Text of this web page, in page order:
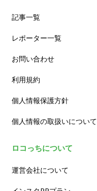
記事一覧
レポーター一覧
お問い合わせ
利用規約
個人情報保護方針
個人情報の取扱いについて
ロコっちについて
運営会社について